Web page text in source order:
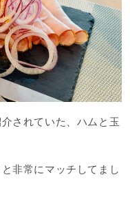
されていた、ハムと玉
非常にマッチしてまし